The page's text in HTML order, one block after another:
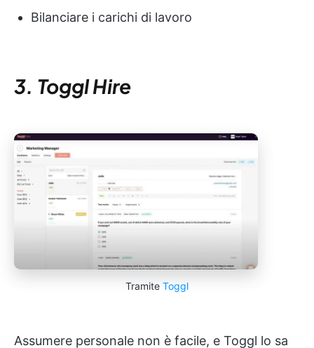
Bilanciare i carichi di lavoro
3. Toggl Hire
Tramite Toggl
Assumere personale non è facile, e Toggl lo sa